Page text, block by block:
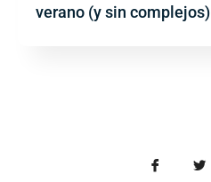
verano (y sin complejos)